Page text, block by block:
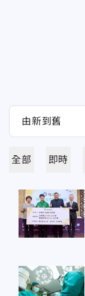
全部 即時